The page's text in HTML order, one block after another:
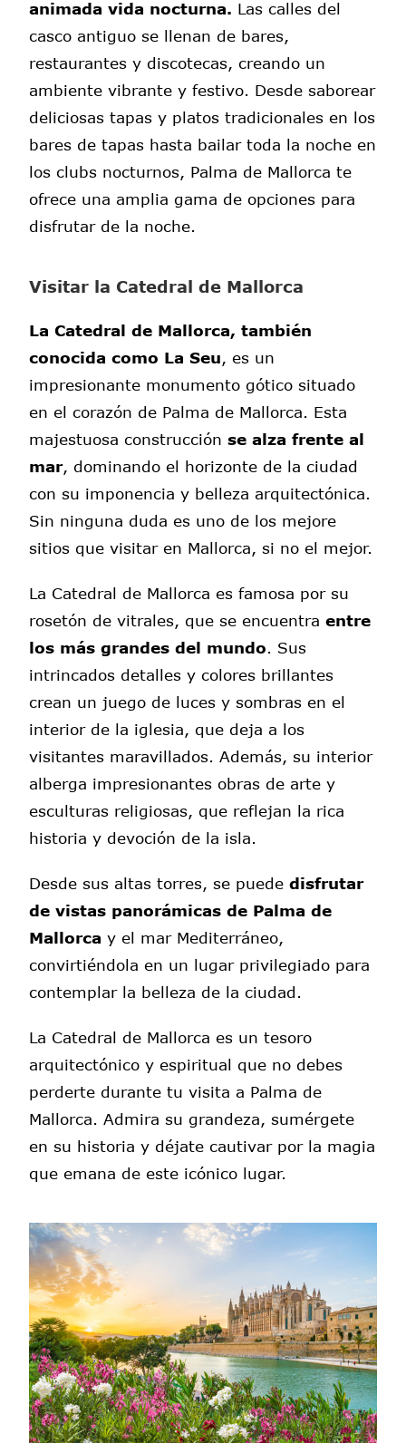
animada vida nocturna. Las calles del
casco antiguo se llenan de bares,
restaurantes y discotecas, creando un
ambiente vibrante y festivo. Desde saborear
deliciosas tapas y platos tradicionales en los
bares de tapas hasta bailar toda la noche en
los clubs nocturnos, Palma de Mallorca te
ofrece una amplia gama de opciones para
disfrutar de la noche.
Visitar la Catedral de Mallorca
La Catedral de Mallorca, también
conocida como La Seu , es un
impresionante monumento gótico situado
en el corazón de Palma de Mallorca. Esta
majestuosa construcción se alza frente al
mar, dominando el horizonte de la ciudad
con su imponencia y belleza arquitectónica.
Sin ninguna duda es uno de los mejore
sitios que visitar en Mallorca, si no el mejor.
La Catedral de Mallorca es famosa por su
rosetón de vitrales, que se encuentra entre
los más grandes del mundo . Sus
intrincados detalles y colores brillantes
crean un juego de luces y sombras en el
interior de la iglesia, que deja a los
visitantes maravillados. Además, su interior
alberga impresionantes obras de arte y
esculturas religiosas, que reflejan la rica
historia y devoción de la isla.
Desde sus altas torres, se puede disfrutar
de vistas panorámicas de Palma de
Mallorca y el mar Mediterráneo,
convirtiéndola en un lugar privilegiado para
contemplar la belleza de la ciudad.
La Catedral de Mallorca es un tesoro
arquitectónico y espiritual que no debes
perderte durante tu visita a Palma de
Mallorca. Admira su grandeza, sumérgete
en su historia y déjate cautivar por la magia
que emana de este icónico lugar.